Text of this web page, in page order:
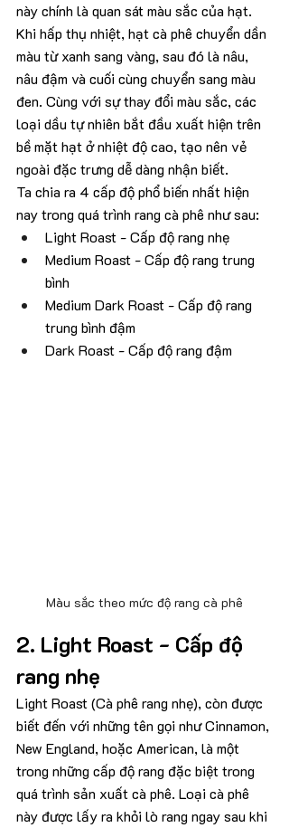
này chính là quan sát màu sắc của hạt.
Khi hấp thụ nhiệt, hạt cà phê chuyển dần
màu từ xanh sang vàng, sau đó là nâu,
nâu đậm và cuối cùng chuyển sang màu
đen. Cùng với sự thay đổi màu sắc, các
loại dầu tự nhiên bắt đầu xuất hiện trên
bề mặt hạt ở nhiệt độ cao, tạo nên vẻ
ngoài đặc trưng dễ dàng nhận biết.
Ta chia ra 4 cấp độ phổ biến nhất hiện
nay trong quá trình rang cà phê như sau:
Light Roast - Cấp độ rang nhẹ
Medium Roast - Cấp độ rang trung
bình
Medium Dark Roast - Cấp độ rang
trung bình đậm
Dark Roast - Cấp độ rang đậm
Màu sắc theo mức độ rang cà phê
2. Light Roast - Cấp độ
rang nhẹ
Light Roast (Cà phê rang nhẹ), còn được
biết đến với những tên gọi như Cinnamon,
New England, hoặc American, là một
trong những cấp độ rang đặc biệt trong
quá trình sản xuất cà phê. Loại cà phê
này được lấy ra khỏi lò rang ngay sau khi